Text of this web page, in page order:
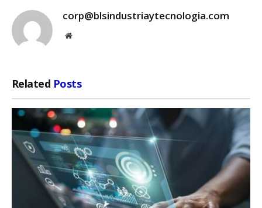
corp@blsindustriaytecnologia.com
Website
Related Posts